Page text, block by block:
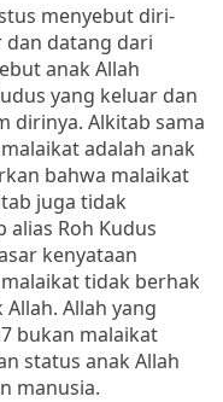
menyebut diri-
dan datang dari
anak Allah
yang keluar dan
dirinya. Alkitab sama
adalah anak
bahwa malaikat
juga tidak
alias Roh Kudus
kenyataan
tidak berhak
Allah yang
bukan malaikat
status anak Allah
manusia.